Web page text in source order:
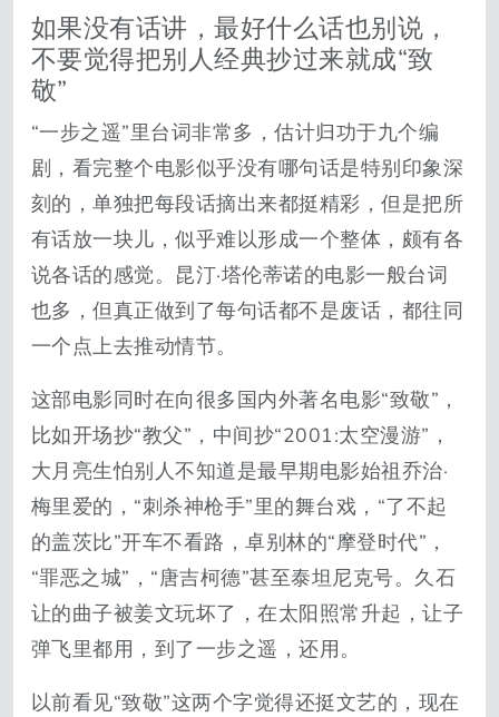
如果没有话讲，最好什么话也别说，
不要觉得把别人经典抄过来就成“致
敬”
“一步之遥”里台词非常多，估计归功于九个编
剧，看完整个电影似乎没有哪句话是特别印象深
刻的，单独把每段话摘出来都挺精彩，但是把所
有话放一块儿，似乎难以形成一个整体，颇有各
说各话的感觉。昆汀·塔伦蒂诺的电影一般台词
也多，但真正做到了每句话都不是废话，都往同
一个点上去推动情节。
这部电影同时在向很多国内外著名电影“致敬”，
比如开场抄“教父”，中间抄“2001:太空漫游”，
大月亮生怕别人不知道是最早期电影始祖乔治·
梅里爱的，“刺杀神枪手”里的舞台戏，“了不起
的盖茨比”开车不看路，卓别林的“摩登时代”，
“罪恶之城”，“唐吉柯德”甚至泰坦尼克号。久石
让的曲子被姜文玩坏了，在太阳照常升起，让子
弹飞里都用，到了一步之遥，还用。
以前看见“致敬”这两个字觉得还挺文艺的，现在